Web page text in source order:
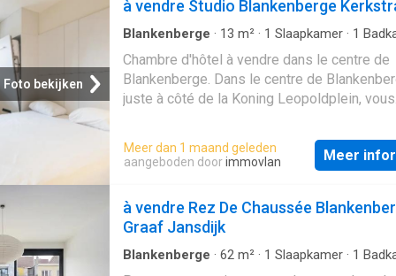
Foto bekijken
à vendre Studio Blankenberge
Blankenberge · 13 m² · 1 Slaapkamer · 1
Chambre d'hôtel à vendre dans le centre de
Blankenberge. Dans le centre de
juste à côté de la Koning Leopoldplein, vous
idéale. A quelques pas de la rue
transports publics (train, tram et bus) et du
marché. Cette chambre d'hôtel est située
suivantes: Petits chiens
admisAscenseurWifiTélévision dans la
chambreAirco Disposition Troisième étage:
Meer dan 1 maand geleden
aangeboden doorimmovlan Meer
à vendre Rez De Chaussée
Graaf Jansdijk
Blankenberge · 62 m² · 1 Slaapkamer · 1